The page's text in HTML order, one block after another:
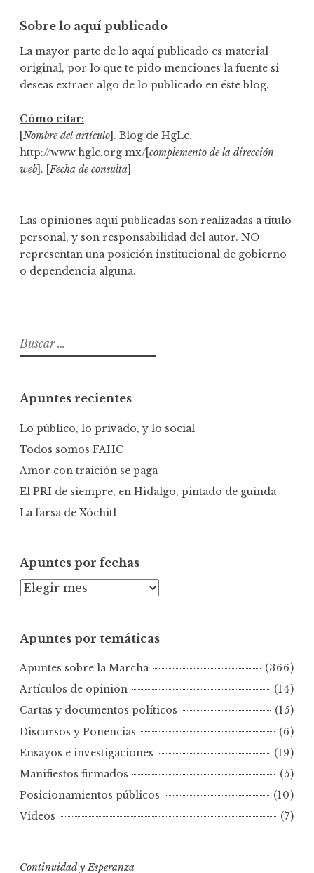
Sobre lo aquí publicado
La mayor parte de lo aquí publicado es material
original, por lo que te pido menciones la fuente si
deseas extraer algo de lo publicado en éste blog.
Cómo citar:
[Nombre del artículo]. Blog de HgLc.
http://www.hglc.org.mx/[complemento de la dirección
web]. [Fecha de consulta]
Las opiniones aquí publicadas son realizadas a título
personal, y son responsabilidad del autor. NO
representan una posición institucional de gobierno
o dependencia alguna.
B
u
r
Apuntes recientes
Lo público, lo privado, y lo social
Todos somos FAHC
Amor con traición se paga
El PRI de siempre, en Hidalgo, pintado de guinda
La farsa de Xóchitl
Apuntes por fechas
A
n
e
s
p
r
f
e
c
a
Apuntes por temáticas
Apuntes sobre la Marcha
(366)
Artículos de opinión
(14)
Cartas y documentos políticos
(15)
Discursos y Ponencias
(6)
Ensayos e investigaciones
(19)
Manifiestos firmados
(5)
Posicionamientos públicos
(10)
Videos
(7)
Continuidad y Esperanza